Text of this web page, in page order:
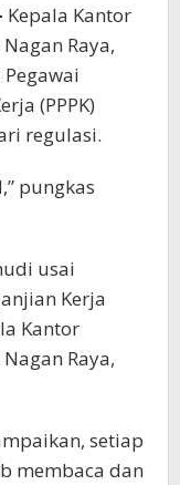
Kepala Kantor
Raya,
(PPPK)
regulasi.
pungkas
usai
Kerja
Kantor
Raya,
setiap
membaca dan